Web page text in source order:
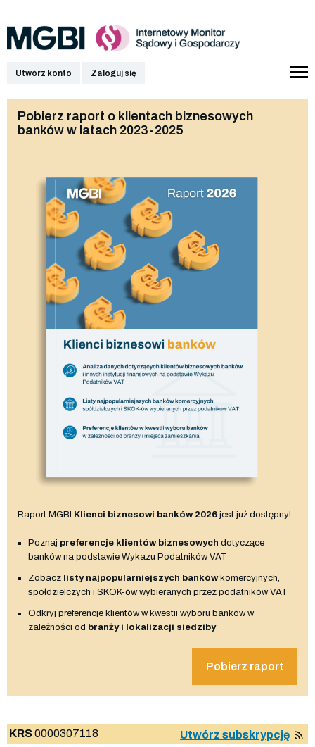
Utwórz konto Zaloguj się
Pobierz raport o klientach biznesowych
banków w latach 2023-2025
Raport MGBI Klienci biznesowi banków 2026 jest już dostępny!
Poznaj preferencje klientów biznesowych dotyczące
banków na podstawie Wykazu Podatników VAT
Zobacz listy najpopularniejszych bankówkomercyjnych,
spółdzielczych i SKOK-ów wybieranych przez podatników VAT
Odkryj preferencje klientów w kwestii wyboru banków w
zależności od branży i lokalizacji siedziby
Pobierz raport
KRS0000307118 Utwórz subskrypcję